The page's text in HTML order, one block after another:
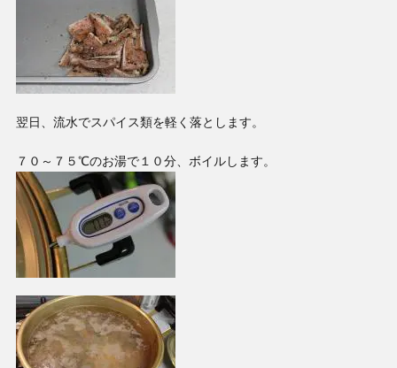
翌日、流水でスパイス類を軽く落とします。
７０～７５℃のお湯で１０分、ボイルします。